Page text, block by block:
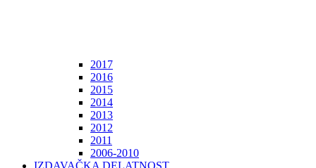
2017
2016
2015
2014
2013
2012
2011
2006-2010
IZDAVAČKA DELATNOST